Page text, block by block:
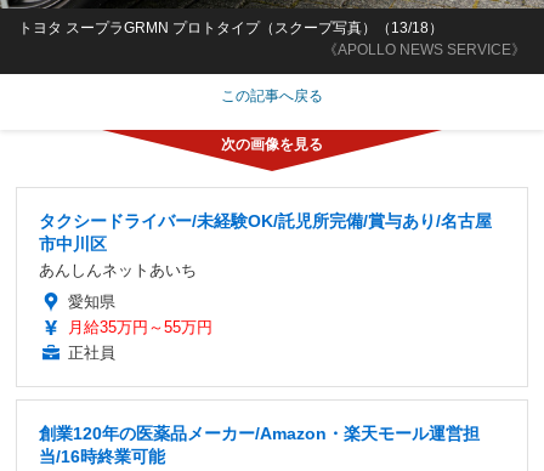
《APOLLO NEWS SERVICE》
トヨタ スープラGRMN プロトタイプ（スクープ写真）（13/18）
この記事へ戻る
タクシードライバー/未経験OK/託児所完備/賞与あり/名古屋
市中川区
あんしんネットあいち
愛知県
月給35万円～55万円
正社員
創業120年の医薬品メーカー/Amazon・楽天モール運営担
当/16時終業可能